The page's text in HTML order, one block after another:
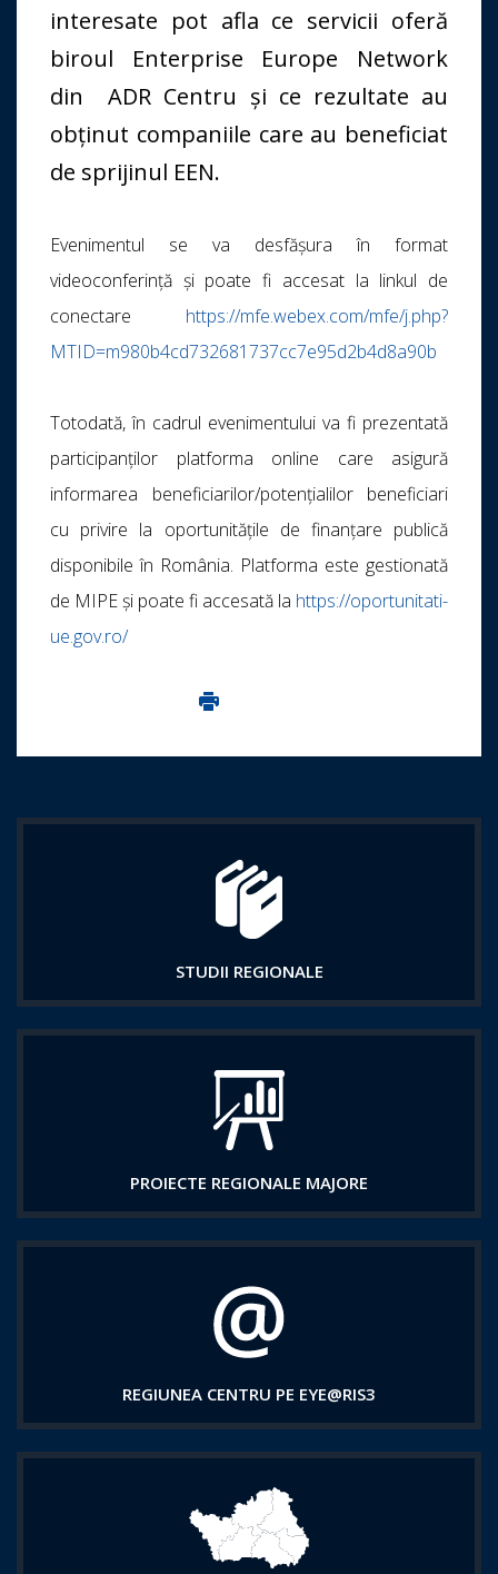
interesate pot afla ce servicii oferă
biroul Enterprise Europe Network
din ADR Centru și ce rezultate au
obținut companiile care au beneficiat
de sprijinul EEN.
Evenimentul se va desfășura în format
videoconferință și poate fi accesat la linkul de
conectare https://mfe.webex.com/mfe/j.php?
MTID=m980b4cd732681737cc7e95d2b4d8a90b
Totodată, în cadrul evenimentului va fi prezentată
participanților platforma online care asigură
informarea beneficiarilor/potențialilor beneficiari
cu privire la oportunitățile de finanțare publică
disponibile în România. Platforma este gestionată
de MIPE și poate fi accesată la https://oportunitati-
ue.gov.ro/
Imprima aceasta pagina
STUDII REGIONALE
PROIECTE REGIONALE MAJORE
REGIUNEA CENTRU PE EYE@RIS3